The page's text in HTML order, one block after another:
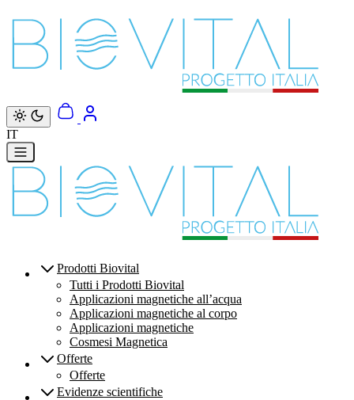
Vai direttamente ai contenuti
IT
Prodotti Biovital
Tutti i Prodotti Biovital
Applicazioni magnetiche all’acqua
Applicazioni magnetiche al corpo
Applicazioni magnetiche
Cosmesi Magnetica
Offerte
Offerte
Evidenze scientifiche